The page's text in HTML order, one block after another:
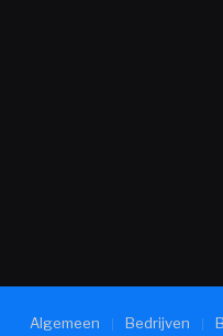
Algemeen Bedrijven